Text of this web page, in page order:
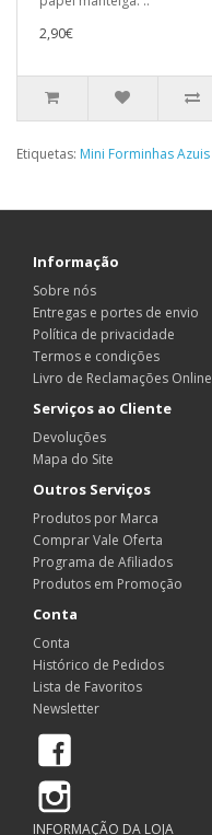
2,90€
Etiquetas: Mini Forminhas Azuis
Informação
Sobre nós
Entregas e portes de envio
Política de privacidade
Termos e condições
Livro de Reclamações Online
Serviços ao Cliente
Devoluções
Mapa do Site
Outros Serviços
Produtos por Marca
Comprar Vale Oferta
Programa de Afiliados
Produtos em Promoção
Conta
Conta
Histórico de Pedidos
Lista de Favoritos
Newsletter
INFORMAÇÃO DA LOJA